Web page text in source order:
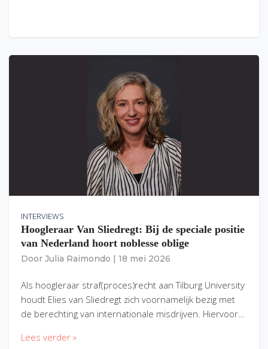
INTERVIEWS
Hoogleraar Van Sliedregt: Bij de speciale positie
van Nederland hoort noblesse oblige
Door Julia Raimondo 18 mei 2026
Als hoogleraar straf(proces)recht aan Tilburg University
houdt Elies van Sliedregt zich voornamelijk bezig met
de berechting van internationale misdrijven. Hiervoor…
Lees verder »